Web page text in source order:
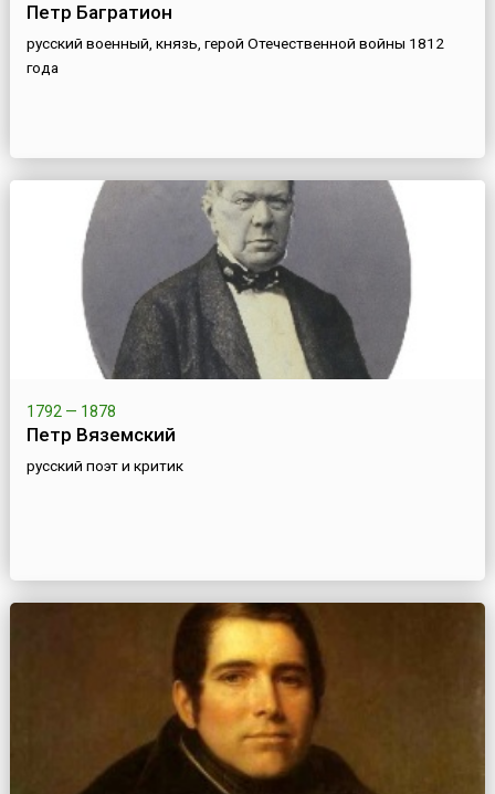
Петр Багратион
русский военный, князь, герой Отечественной войны 1812
года
1792 — 1878
Петр Вяземский
русский поэт и критик